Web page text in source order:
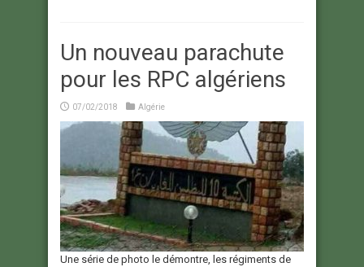
Un nouveau parachute
pour les RPC algériens
07/02/2018 Algérie
Une série de photo le démontre, les régiments de